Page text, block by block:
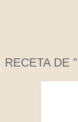
RECETA DE